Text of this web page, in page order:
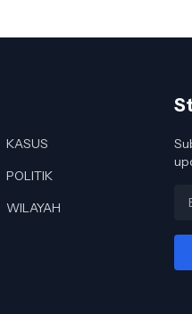
KASUS
POLITIK
WILAYAH